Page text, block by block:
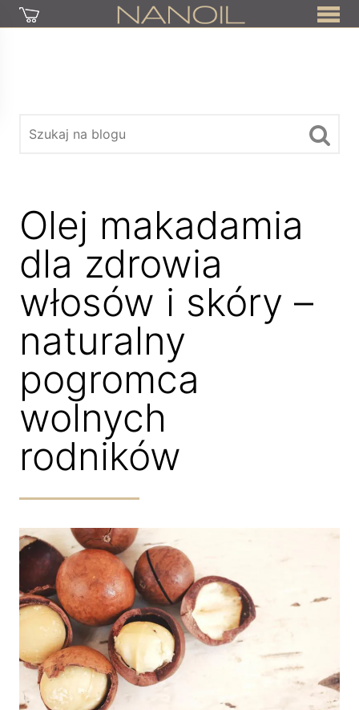
Olej makadamia
dla zdrowia
włosów i skóry –
naturalny
pogromca
wolnych
rodników